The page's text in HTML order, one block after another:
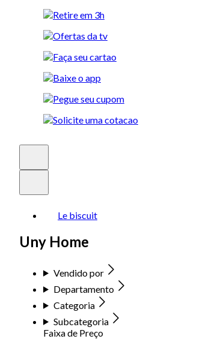
Le biscuit
Uny Home
Vendido por
Departamento
Categoria
Subcategoria
Faixa de Preço